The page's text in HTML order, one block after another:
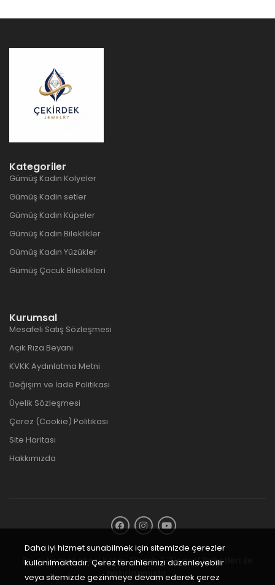
Kategoriler
Gümüş Kadın Kolyeler
Gümüş Kadin setler
Gümüş Kadın Küpeler
Gümüş Kadın Bileklikler
Gümüş Kadın Yüzükler
Gümüş Çocuk Bileklikleri
Kurumsal
Mesafeli Satış Sözleşmesi
Açık Rıza Beyanı
KVKK Aydınlatma Metni
Değişim ve İade Politikası
Üyelik Sözleşmesi
Çerez (Cookie) Politikası
Site Haritası
Hakkımızda
Bu e-ticaret sitesiKolay Sipariş E-Ticaret Paketleri
hazırlanmıştır.
Daha iyi hizmet sunabilmek için sitemizde çerezler
kullanılmaktadır. Çerez tercihlerinizi düzenleyebilir
veya sitemizde gezinmeye devam ederek çerez